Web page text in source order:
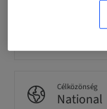
Célközönség
National